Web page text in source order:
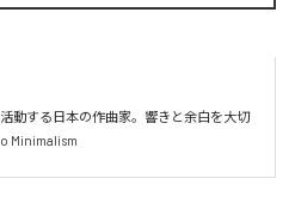
動する日本の作曲家。響きと余白を大切
Minimalism